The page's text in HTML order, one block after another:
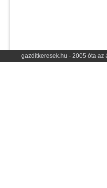
gazditkeresek.hu - 2005 óta